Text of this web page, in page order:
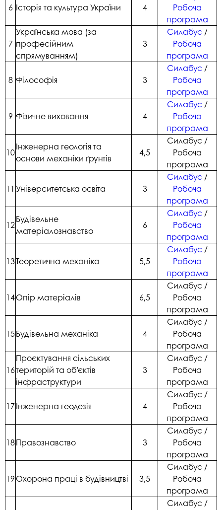
6 Історія та культура України 4
Робоча
програма
7
Українська мова (за
професійним
спрямуванням)
3
Силабус /
Робоча
програма
8 Філософія 3
Силабус /
Робоча
програма
9 Фізичне виховання 4
Силабус /
Робоча
програма
10
Інженерна геологія та
основи механіки ґрунтів
4,5
Силабус /
Робоча
програма
11 Університетська освіта 3
Силабус /
Робоча
програма
12
Будівельне
матеріалознавство
6
Силабус /
Робоча
програма
13Теоретична механіка 5,5
Силабус /
Робоча
програма
14Опір матеріалів 6,5
Силабус /
Робоча
програма
15Будівельна механіка 4
Силабус /
Робоча
програма
16
Проєктування сільських
територій та об’єктів
інфраструктури
3
Силабус /
Робоча
програма
17Інженерна геодезія 4
Силабус /
Робоча
програма
18Правознавство 3
Силабус /
Робоча
програма
19Охорона праці в будівництві 3,5
Силабус /
Робоча
програма
Силабус /